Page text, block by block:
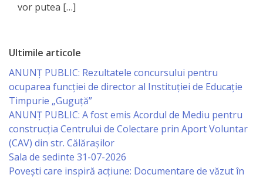
Primăria
Aparatul
Primăriei
Lista
colaboratorilor
Primăriei
Călăraşi
vor putea […]
Ultimile articole
ANUNȚ PUBLIC: Rezultatele concursului pentru
ocuparea funcției de director al Instituției de Educație
Timpurie „Guguță”
ANUNȚ PUBLIC: A fost emis Acordul de Mediu pentru
construcția Centrului de Colectare prin Aport Voluntar
(CAV) din str. Călărașilor
Sala de sedinte 31-07-2026
Povești care inspiră acțiune: Documentare de văzut în